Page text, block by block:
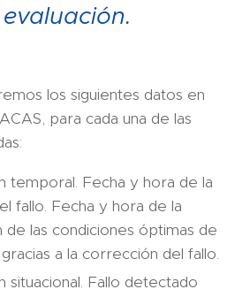
los siguientes datos en
para cada una de las
temporal. Fecha y hora de la
fallo. Fecha y hora de la
de las condiciones óptimas de
a la corrección del fallo.
situacional. Fallo detectado